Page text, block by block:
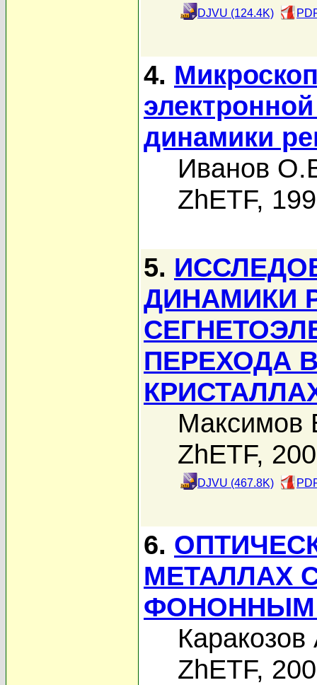
DJVU (124.4K)
4.
динамики
Иванов
ZhETF,
5.
ДИНАМИКИ
ПЕРЕХОДА
Максимов
ZhETF,
DJVU (467.8K)
6.
МЕТАЛЛАХ
ФОНОННЫМ
ZhETF,